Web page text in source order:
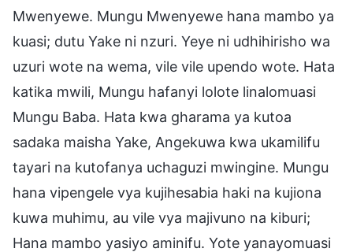
Mwenyewe. Mungu Mwenyewe hana mambo ya
kuasi; dutu Yake ni nzuri. Yeye ni udhihirisho wa
uzuri wote na wema, vile vile upendo wote. Hata
katika mwili, Mungu hafanyi lolote linalomuasi
Mungu Baba. Hata kwa gharama ya kutoa
sadaka maisha Yake, Angekuwa kwa ukamilifu
tayari na kutofanya uchaguzi mwingine. Mungu
hana vipengele vya kujihesabia haki na kujiona
kuwa muhimu, au vile vya majivuno na kiburi;
Hana mambo yasiyo aminifu. Yote yanayomuasi